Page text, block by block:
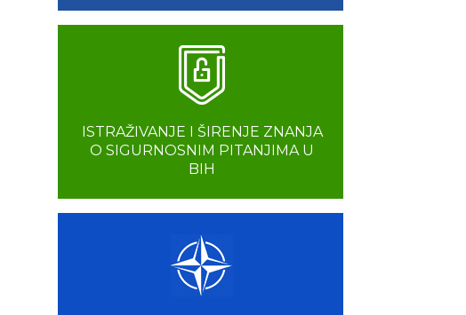
ISTRAŽIVANJE I ŠIRENJE ZNANJA
O SIGURNOSNIM PITANJIMA U
BIH